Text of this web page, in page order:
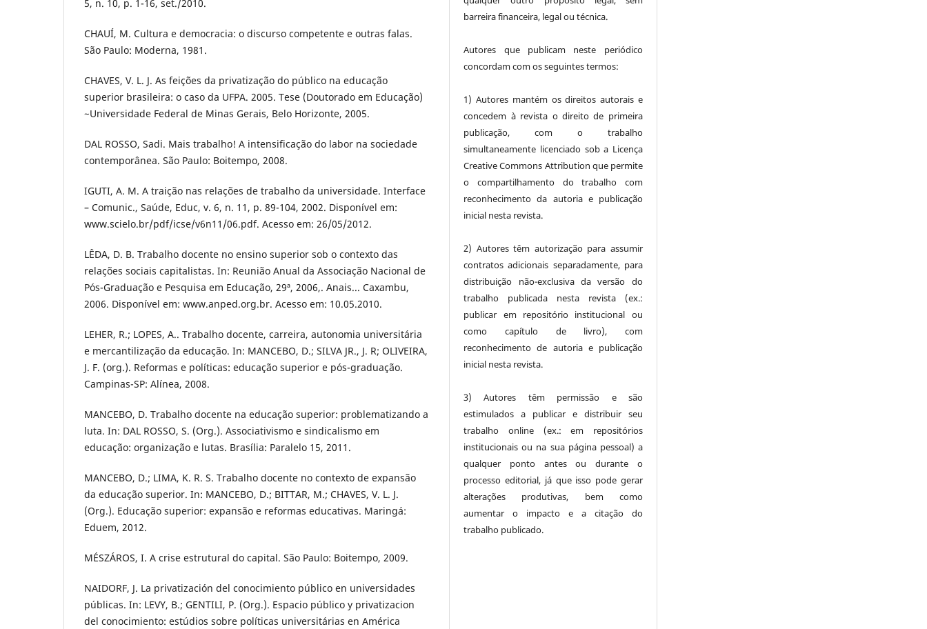
5, n. 10, p. 1-16, set./2010.
CHAUÍ, M. Cultura e democracia: o discurso competente e outras falas.
São Paulo: Moderna, 1981.
CHAVES, V. L. J. As feições da privatização do público na educação
superior brasileira: o caso da UFPA. 2005. Tese (Doutorado em Educação)
~Universidade Federal de Minas Gerais, Belo Horizonte, 2005.
DAL ROSSO, Sadi. Mais trabalho! A intensificação do labor na sociedade
contemporânea. São Paulo: Boitempo, 2008.
IGUTI, A. M. A traição nas relações de trabalho da universidade. Interface
– Comunic., Saúde, Educ, v. 6, n. 11, p. 89-104, 2002. Disponível em:
www.scielo.br/pdf/icse/v6n11/06.pdf. Acesso em: 26/05/2012.
LÊDA, D. B. Trabalho docente no ensino superior sob o contexto das
relações sociais capitalistas. In: Reunião Anual da Associação Nacional de
Pós-Graduação e Pesquisa em Educação, 29ª, 2006,. Anais... Caxambu,
2006. Disponível em: www.anped.org.br. Acesso em: 10.05.2010.
LEHER, R.; LOPES, A.. Trabalho docente, carreira, autonomia universitária
e mercantilização da educação. In: MANCEBO, D.; SILVA JR., J. R; OLIVEIRA,
J. F. (org.). Reformas e políticas: educação superior e pós-graduação.
Campinas-SP: Alínea, 2008.
MANCEBO, D. Trabalho docente na educação superior: problematizando a
luta. In: DAL ROSSO, S. (Org.). Associativismo e sindicalismo em
educação: organização e lutas. Brasília: Paralelo 15, 2011.
MANCEBO, D.; LIMA, K. R. S. Trabalho docente no contexto de expansão
da educação superior. In: MANCEBO, D.; BITTAR, M.; CHAVES, V. L. J.
(Org.). Educação superior: expansão e reformas educativas. Maringá:
Eduem, 2012.
MÉSZÁROS, I. A crise estrutural do capital. São Paulo: Boitempo, 2009.
NAIDORF, J. La privatización del conocimiento público en universidades
públicas. In: LEVY, B.; GENTILI, P. (Org.). Espacio público y privatizacion
del conocimiento: estúdios sobre políticas universitárias en América
barreira financeira, legal ou técnica.
Autores que publicam neste periódico
concordam com os seguintes termos:
1) Autores mantém os direitos autorais e
concedem à revista o direito de primeira
publicação, com o trabalho
simultaneamente licenciado sob a Licença
Creative Commons Attribution que permite
o compartilhamento do trabalho com
reconhecimento da autoria e publicação
inicial nesta revista.
2) Autores têm autorização para assumir
contratos adicionais separadamente, para
distribuição não-exclusiva da versão do
trabalho publicada nesta revista (ex.:
publicar em repositório institucional ou
como capítulo de livro), com
reconhecimento de autoria e publicação
inicial nesta revista.
3) Autores têm permissão e são
estimulados a publicar e distribuir seu
trabalho online (ex.: em repositórios
institucionais ou na sua página pessoal) a
qualquer ponto antes ou durante o
processo editorial, já que isso pode gerar
alterações produtivas, bem como
aumentar o impacto e a citação do
trabalho publicado.